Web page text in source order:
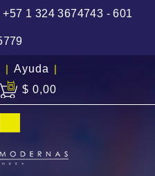
+57 1 324 3674743 - 601
| Ayuda |
$ 0,00